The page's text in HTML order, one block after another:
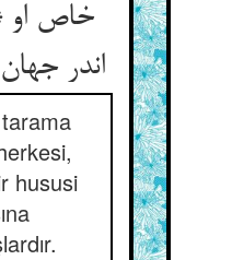
خاص او
اندر
hususi